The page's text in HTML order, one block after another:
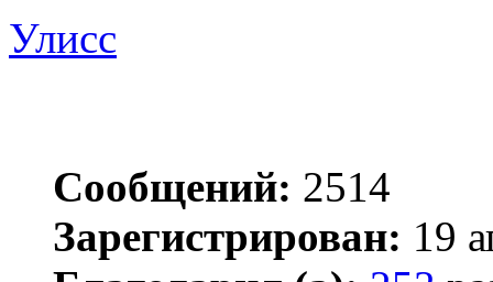
Улисс
Сообщений: 2514
Зарегистрирован: 19